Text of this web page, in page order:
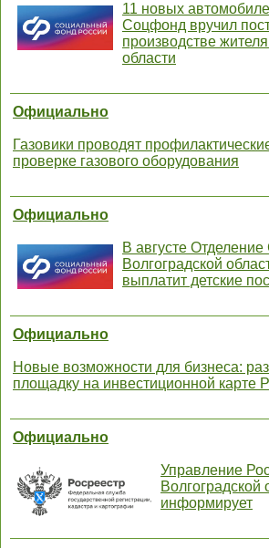
11 новых
Соцфонд вручил
производстве
области
Официально
Газовики проводят
проверке газового оборудования
Официально
В августе
Волгоградской
выплатит детские
Официально
Новые возможности для бизнеса:
площадку на инвестиционной карте
Официально
Управление
Волгоградской
информирует